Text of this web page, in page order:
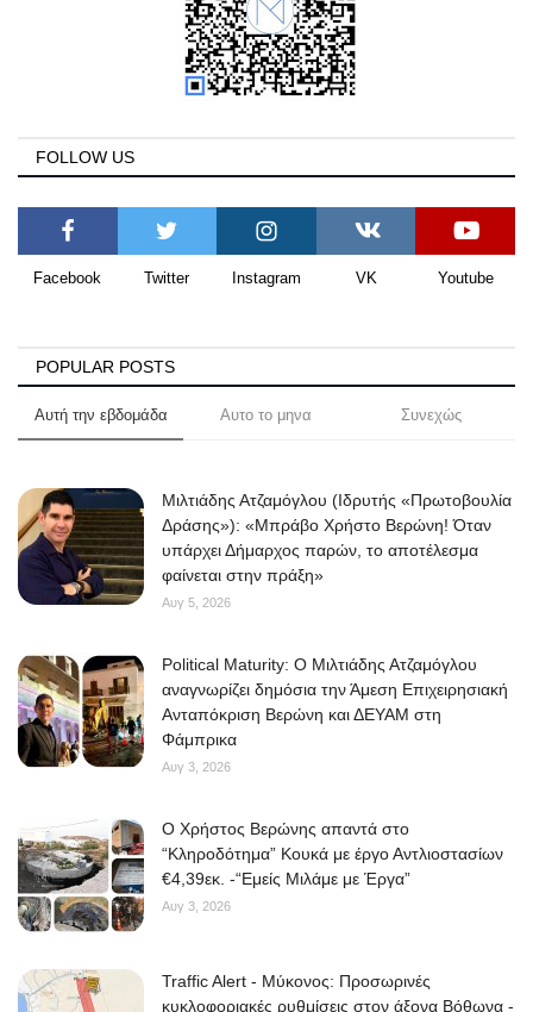
FOLLOW US
Facebook Twitter Instagram VK Youtube
POPULAR POSTS
Αυτή την εβδομάδα Αυτο το μηνα Συνεχώς
Μιλτιάδης Ατζαμόγλου (Ιδρυτής «Πρωτοβουλία
Δράσης»): «Μπράβο Χρήστο Βερώνη! Όταν
υπάρχει Δήμαρχος παρών, το αποτέλεσμα
φαίνεται στην πράξη»
Αυγ 5, 2026
Political Maturity: Ο Μιλτιάδης Ατζαμόγλου
αναγνωρίζει δημόσια την Άμεση Επιχειρησιακή
Ανταπόκριση Βερώνη και ΔΕΥΑΜ στη
Φάμπρικα
Αυγ 3, 2026
O Χρήστος Βερώνης απαντά στο
“Κληροδότημα” Κουκά με έργο Αντλιοστασίων
€4,39εκ. -“Εμείς Μιλάμε με Έργα”
Αυγ 3, 2026
Traffic Alert - Μύκονος: Προσωρινές
κυκλοφοριακές ρυθμίσεις στον άξονα Βόθωνα -